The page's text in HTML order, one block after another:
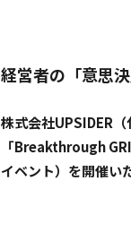
経営者の「意思
株式会社UPSIDER
「Breakthrough
イベント）を開催い